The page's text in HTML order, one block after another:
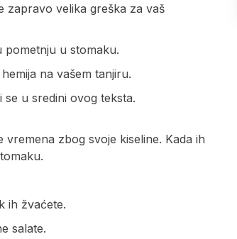
zapravo velika greška za vaš
pometnju u stomaku.
na vašem tanjiru.
u sredini ovog teksta.
zbog svoje kiseline. Kada ih
ih žvaćete.
salate.